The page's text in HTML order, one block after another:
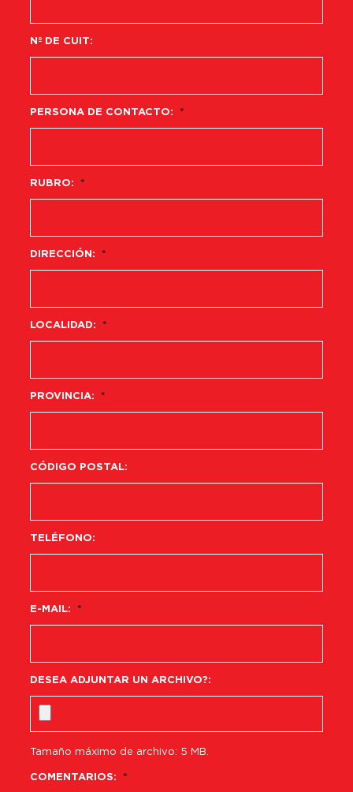
Nº DE CUIT:
PERSONA DE CONTACTO: *
RUBRO: *
DIRECCIÓN: *
LOCALIDAD: *
PROVINCIA: *
CÓDIGO POSTAL:
TELÉFONO:
E-MAIL: *
DESEA ADJUNTAR UN ARCHIVO?:
Tamaño máximo de archivo: 5 MB.
COMENTARIOS: *